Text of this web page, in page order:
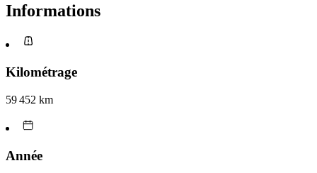
Informations
Kilométrage
59 452 km
Année